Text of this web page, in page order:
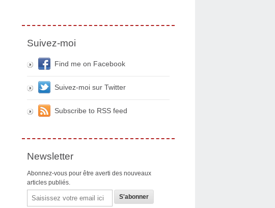
Suivez-moi
Find me on Facebook
Suivez-moi sur Twitter
Subscribe to RSS feed
Newsletter
Abonnez-vous pour être averti des nouveaux
articles publiés.
Email